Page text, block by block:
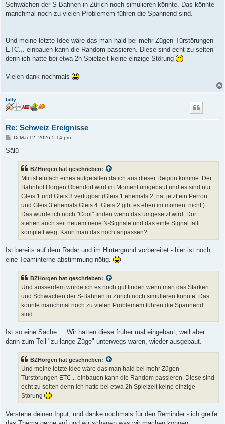
Schwächen der S-Bahnen in Zürich noch simulieren könnte. Das könnte
manchmal noch zu vielen Problemem führen die Spannend sind.
Und meine letzte Idee wäre das man hald bei mehr Zügen Türstörungen
ETC... einbauen kann die Random passieren. Diese sind echt zu selten
denn ich hatte bei etwa 2h Spielzeit keine einzige Störung
Vielen dank nochmals
billy
Re: Schweiz Ereignisse
B
i
Di Mai 12, 2026 5:14 pm
Sälü
BZHorgen hat geschrieben:
Mir ist einfach eines aufgefallen da ich aus dieser Region komme. Der
Bahnhof Horgen Obendorf wird im Moment umgebaut und es sind nur
Gleis 1 und Gleis 3 verfügbar (Gleis 1 ehemals 2, hat jetzt ein Perron
und Gleis 3 ehemals Gleis 4. Gleis 2 gibt es eben im moment nicht.)
Das würde ich noch "Cool" finden wenn das umgesetzt wird. Dort
stehen auch seit neuem neue N-Signale und das einte Signal fällt
komplett weg. Kann man das noch anpassen?
Ist bereits auf dem Radar und im Hintergrund vorbereitet - hier ist noch
eine Teaminterne abstimmung nötig.
BZHorgen hat geschrieben:
Und ausserdem würde ich es noch gut finden wenn man das Stärken
und Schwächen der S-Bahnen in Zürich noch simulieren könnte. Das
könnte manchmal noch zu vielen Problemem führen die Spannend
sind.
Ist so eine Sache ... Wir hatten diese früher mal eingebaut, weil aber
dann zum Teil "zu lange Züge" unterwegs waren, wieder ausgebaut.
BZHorgen hat geschrieben:
Und meine letzte Idee wäre das man hald bei mehr Zügen
Türstörungen ETC... einbauen kann die Random passieren. Diese sind
echt zu selten denn ich hatte bei etwa 2h Spielzeit keine einzige
Störung
Verstehe deinen Input, und danke nochmals für den Reminder - ich greife